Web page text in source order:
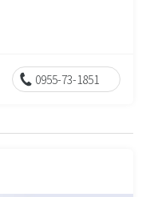
0955-73-1851